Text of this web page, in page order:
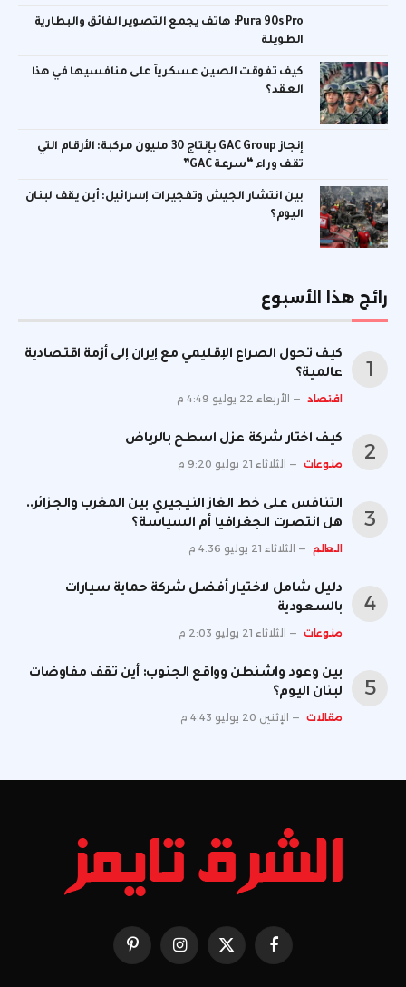
Pura 90s Pro: هاتف يجمع التصوير الفائق والبطارية
الطويلة
كيف تفوقت الصين عسكرياً على منافسيها في هذا
العقد؟
إنجاز GAC Group بإنتاج 30 مليون مركبة: الأرقام التي
تقف وراء “سرعة GAC”
بين انتشار الجيش وتفجيرات إسرائيل: أين يقف لبنان
اليوم؟
رائج هذا الأسبوع
كيف تحول الصراع الإقليمي مع إيران إلى أزمة اقتصادية
عالمية؟
اقتصاد الأربعاء 22 يوليو 4:49 م
كيف اختار شركة عزل اسطح بالرياض
منوعات الثلاثاء 21 يوليو 9:20 م
التنافس على خط الغاز النيجيري بين المغرب والجزائر..
هل انتصرت الجغرافيا أم السياسة؟
العالم الثلاثاء 21 يوليو 4:36 م
دليل شامل لاختيار أفضل شركة حماية سيارات
بالسعودية
منوعات الثلاثاء 21 يوليو 2:03 م
بين وعود واشنطن وواقع الجنوب: أين تقف مفاوضات
لبنان اليوم؟
مقالات الإثنين 20 يوليو 4:43 م
فيسبوك X
(Twitter)
الانستغرامبينتيريست